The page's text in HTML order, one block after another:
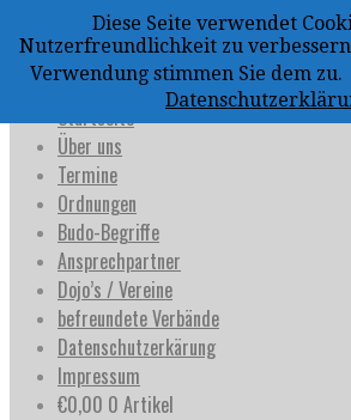
Inhalt
springen
uijja
Deutschland e.V.
Startseite
Über uns
Termine
Ordnungen
Budo-Begriffe
Ansprechpartner
Dojo’s / Vereine
befreundete Verbände
Datenschutzerkärung
Impressum
€0,00 0 Artikel
Diese Seite verwendet
Nutzerfreundlichkeit zu
Verwendung stimmen Sie dem zu.